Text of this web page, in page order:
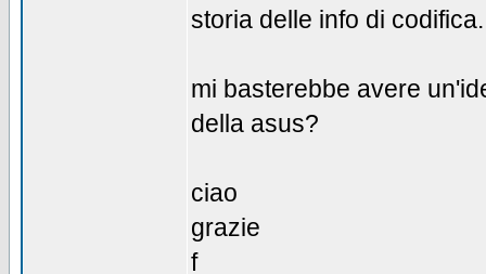
storia delle info di codifica.
mi basterebbe avere
della asus?
ciao
grazie
f